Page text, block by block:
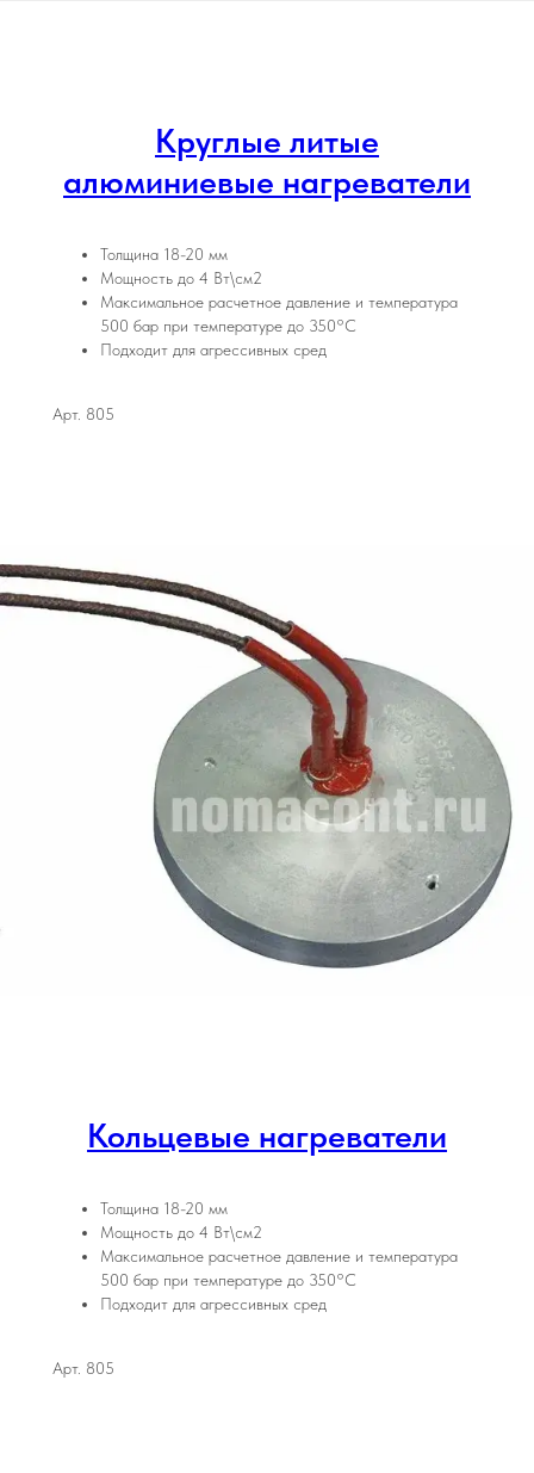
Круглые литые
алюминиевые нагреватели
Толщина 18-20 мм
Мощность до 4 Вт\см2
Максимальное расчетное давление и температура
500 бар при температуре до 350°С
Подходит для агрессивных сред
Арт. 805
Кольцевые нагреватели
Толщина 18-20 мм
Мощность до 4 Вт\см2
Максимальное расчетное давление и температура
500 бар при температуре до 350°С
Подходит для агрессивных сред
Арт. 805